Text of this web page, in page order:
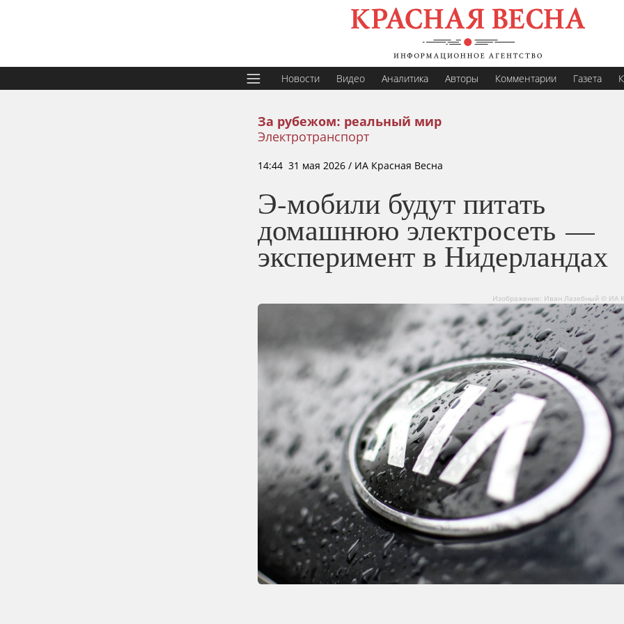
Новости Видео Аналитика Авторы Комментарии Газета
За рубежом: реальный мир
Электротранспорт
14:44 31 мая 2026 / ИА Красная Весна
Э-мобили будут питать
домашнюю электросеть —
эксперимент в Нидерландах
Изображение: Иван Лазебный © ИА